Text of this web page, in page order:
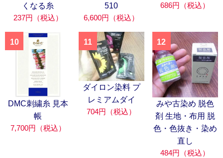
くなる糸
237円（税込）
510
6,600円（税込）
686円（税込）
10
DMC刺繍糸 見本
帳
7,700円（税込）
11
ダイロン染料 プ
レミアムダイ
704円（税込）
12
みや古染め 脱色
剤 生地・布用 脱
色・色抜き・染め
直し
484円（税込）